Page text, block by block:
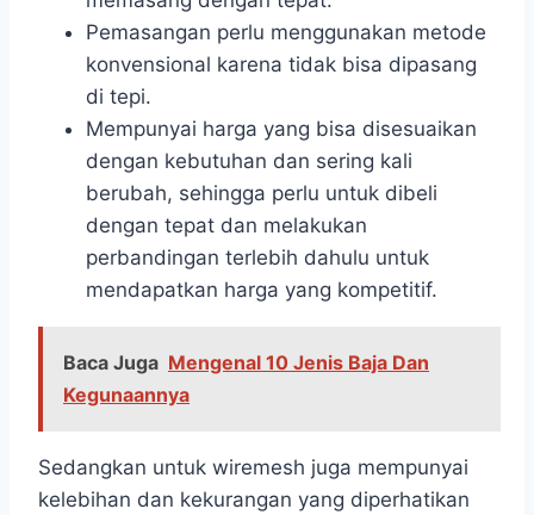
Pemasangan perlu menggunakan metode
konvensional karena tidak bisa dipasang
di tepi.
Mempunyai harga yang bisa disesuaikan
dengan kebutuhan dan sering kali
berubah, sehingga perlu untuk dibeli
dengan tepat dan melakukan
perbandingan terlebih dahulu untuk
mendapatkan harga yang kompetitif.
Baca Juga Mengenal 10 Jenis Baja Dan
Kegunaannya
Sedangkan untuk wiremesh juga mempunyai
kelebihan dan kekurangan yang diperhatikan